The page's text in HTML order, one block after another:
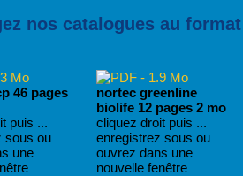
nos catalogues au
46 pages
puis ...
sous ou
une
nortec greenline
biolife 12 pages 2 mo
cliquez droit puis ...
enregistrez sous ou
ouvrez dans une
nouvelle fenêtre